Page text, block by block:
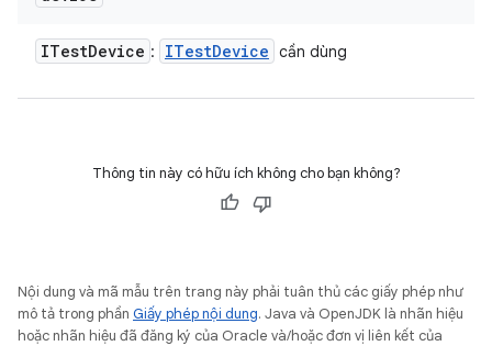
ITestDevice : ITestDevice cần dùng
Thông tin này có hữu ích không cho bạn không?
Nội dung và mã mẫu trên trang này phải tuân thủ các giấy phép như
mô tả trong phần Giấy phép nội dung. Java và OpenJDK là nhãn hiệu
hoặc nhãn hiệu đã đăng ký của Oracle và/hoặc đơn vị liên kết của